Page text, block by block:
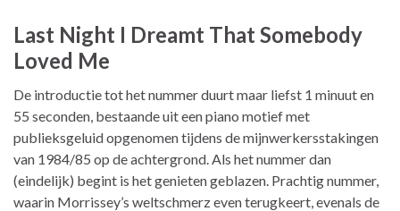
Last Night I Dreamt That Somebody
Loved Me
De introductie tot het nummer duurt maar liefst 1 minuut en
55 seconden, bestaande uit een piano motief met
publieksgeluid opgenomen tijdens de mijnwerkersstakingen
van 1984/85 op de achtergrond. Als het nummer dan
(eindelijk) begint is het genieten geblazen. Prachtig nummer,
waarin Morrissey’s weltschmerz even terugkeert, evenals de